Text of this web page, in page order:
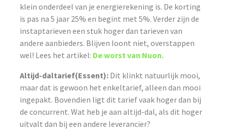
klein onderdeel van je energierekening is. De korting
is pas na 5 jaar 25% en begint met 5%. Verder zijn de
instaptarieven een stuk hoger dan tarieven van
andere aanbieders. Blijven loont niet, overstappen
wel! Lees het artikel: De worst van Nuon.
Altijd-daltarief(Essent): Dit klinkt natuurlijk mooi,
maar dat is gewoon het enkeltarief, alleen dan mooi
ingepakt. Bovendien ligt dit tarief vaak hoger dan bij
de concurrent. Wat heb je aan altijd-dal, als dit hoger
uitvalt dan bij een andere leverancier?